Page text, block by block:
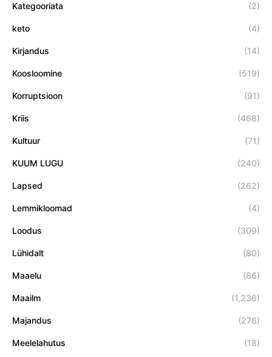
Kategooriata (2)
keto (4)
Kirjandus (14)
Koosloomine (519)
Korruptsioon (91)
Kriis (468)
Kultuur (71)
KUUM LUGU (240)
Lapsed (262)
Lemmikloomad (4)
Loodus (309)
Lühidalt (80)
Maaelu (86)
Maailm (1,236)
Majandus (276)
Meelelahutus (18)